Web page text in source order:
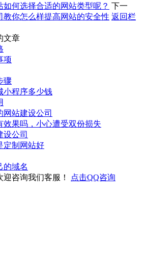
如何选择合适的网站类型呢？ 下一
教你怎么样提高网站的安全性 返回栏
文章
项
骤
小程序多少钱
网站建设公司
效果吗，小心遭受双份损失
设公司
定制网站好
的域名
咨询我们客服！
点击QQ咨询